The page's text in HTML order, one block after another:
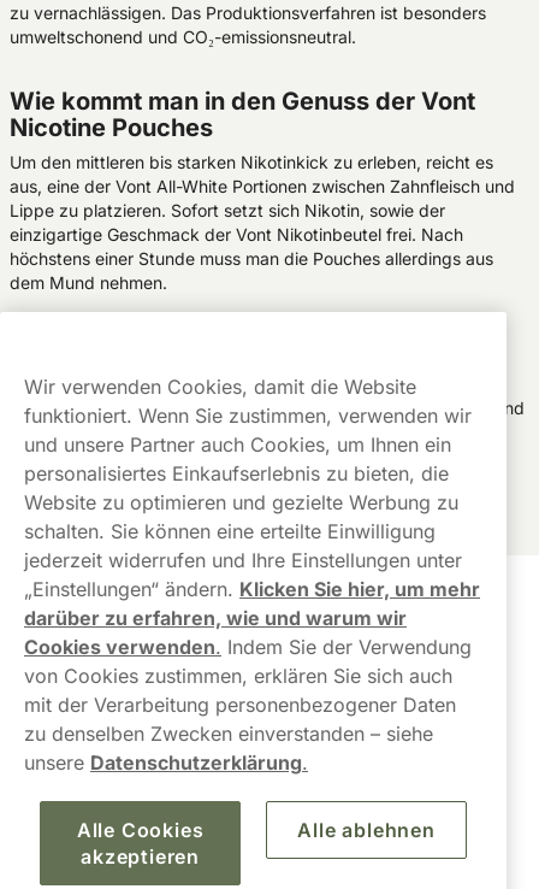
zu vernachlässigen. Das Produktionsverfahren ist besonders
umweltschonend und CO₂-emissionsneutral.
Wie kommt man in den Genuss der Vont
Nicotine Pouches
Um den mittleren bis starken Nikotinkick zu erleben, reicht es
aus, eine der Vont All-White Portionen zwischen Zahnfleisch und
Lippe zu platzieren. Sofort setzt sich Nikotin, sowie der
einzigartige Geschmack der Vont Nikotinbeutel frei. Nach
höchstens einer Stunde muss man die Pouches allerdings aus
dem Mund nehmen.
Nikotinbeuteln
Alle Vont Pouches enthalten nicht nur keinen Tabak, sondern sind
auch All-White, was die Zutaten betrifft. Somit muss man keine
Verfärbung der Zähne befürchten. Zudem ist das Format der
Nikotinbeutel Slim, sodass sie ganz diskret und unbemerkt im
Mund bleiben.
Kundendienst
Links
Über uns
Wir verwenden Cookies, damit die Website
funktioniert. Wenn Sie zustimmen, verwenden wir
und unsere Partner auch Cookies, um Ihnen ein
personalisiertes Einkaufserlebnis zu bieten, die
Website zu optimieren und gezielte Werbung zu
schalten. Sie können eine erteilte Einwilligung
jederzeit widerrufen und Ihre Einstellungen unter
„Einstellungen“ ändern. Klicken Sie hier, um mehr
darüber zu erfahren, wie und warum wir
Cookies verwenden. Indem Sie der Verwendung
von Cookies zustimmen, erklären Sie sich auch
mit der Verarbeitung personenbezogener Daten
zu denselben Zwecken einverstanden – siehe
unsere Datenschutzerklärung.
Alle Cookies
akzeptieren
Alle ablehnen